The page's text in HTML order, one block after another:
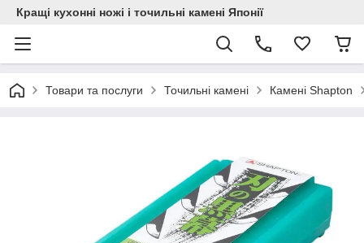
Кращі кухонні ножі і точильні камені Японії
Товари та послуги Точильні камені Камені Shapton